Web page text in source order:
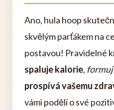
Ano, hula hoop
skvělým parťákem na
postavou! Pravidelné
spaluje kalorie,
prospívá vašemu
vámi podělí o své